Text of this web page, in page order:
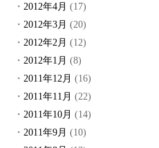
2012年4月 (17)
2012年3月 (20)
2012年2月 (12)
2012年1月 (8)
2011年12月 (16)
2011年11月 (22)
2011年10月 (14)
2011年9月 (10)